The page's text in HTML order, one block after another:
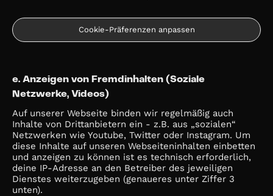
Cookie-Präferenzen anpassen
e. Anzeigen von Fremdinhalten (Soziale
Netzwerke, Videos)
Auf unserer Webseite binden wir regelmäßig auch
Inhalte von Drittanbietern ein - z.B. aus „sozialen“
Netzwerken wie Youtube, Twitter oder Instagram. Um
diese Inhalte auf unseren Webseiteninhalten einbetten
und anzeigen zu können ist es technisch erforderlich,
deine IP-Adresse an den Betreiber des jeweiligen
Dienstes weiterzugeben (genaueres unter Ziffer 3
unten).